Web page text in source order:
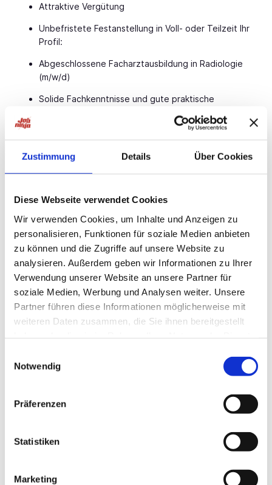
Zustimmung Details Über Cookies
Diese Webseite verwendet Cookies
Wir verwenden Cookies, um Inhalte und Anzeigen zu
personalisieren, Funktionen für soziale Medien anbieten
zu können und die Zugriffe auf unsere Website zu
analysieren. Außerdem geben wir Informationen zu Ihrer
Verwendung unserer Website an unsere Partner für
soziale Medien, Werbung und Analysen weiter. Unsere
Partner führen diese Informationen möglicherweise mit
weiteren Daten zusammen, die Sie ihnen bereitgestellt
Notwendig
Präferenzen
Statistiken
Marketing
Attraktive Vergütung
Unbefristete Festanstellung in Voll- oder Teilzeit Ihr
Profil:
Abgeschlossene Facharztausbildung in Radiologie
(m/w/d)
Solide Fachkenntnisse und gute praktische
Hohe Teamfähigkeit, Engagement und eine
Grafenberger AlleeJetzt bewerben!
T.: 0211 -Jetzt bewerben! E.: Jetzt bewerben!
Jetzt schnell bewerben
Neu!
Standort: